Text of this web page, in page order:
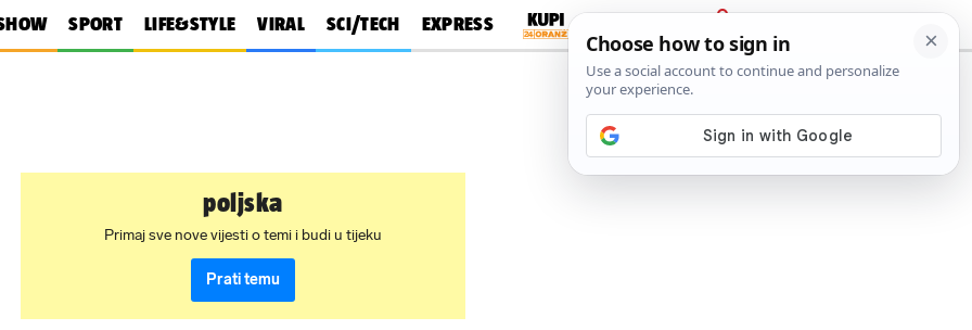
SPORT LIFE&STYLE VIRAL SCI/TECH EXPRESS
PRIJAVA
poljska
Primaj sve nove vijesti o temi i budi u tijeku
Prati temu